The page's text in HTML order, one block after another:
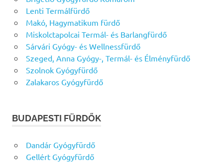
Lenti Termálfürdő
Makó, Hagymatikum fürdő
Miskolctapolcai Termál- és Barlangfürdő
Sárvári Gyógy- és Wellnessfürdő
Szeged, Anna Gyógy-, Termál- és Élményfürdő
Szolnok Gyógyfürdő
Zalakaros Gyógyfürdő
BUDAPESTI FÜRDŐK
Dandár Gyógyfürdő
Gellért Gyógyfürdő